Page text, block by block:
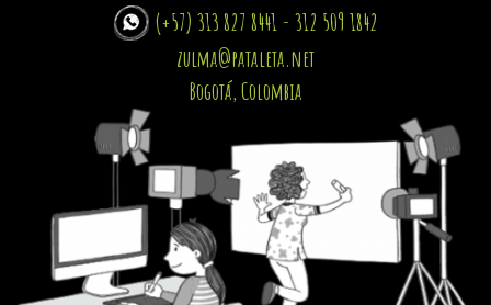
(+57) 313 827 8441 - 312 509 1842
zulma@pataleta.net
Bogotá, Colombia